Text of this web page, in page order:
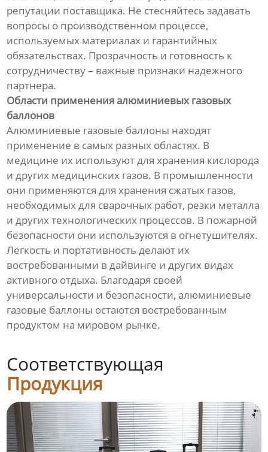
репутации поставщика. Не стесняйтесь задавать
вопросы о производственном процессе,
используемых материалах и гарантийных
обязательствах. Прозрачность и готовность к
сотрудничеству – важные признаки надежного
партнера.
Области применения алюминиевых газовых
баллонов
Алюминиевые газовые баллоны находят
применение в самых разных областях. В
медицине их используют для хранения кислорода
и других медицинских газов. В промышленности
они применяются для хранения сжатых газов,
необходимых для сварочных работ, резки металла
и других технологических процессов. В пожарной
безопасности они используются в огнетушителях.
Легкость и портативность делают их
востребованными в дайвинге и других видах
активного отдыха. Благодаря своей
универсальности и безопасности, алюминиевые
газовые баллоны остаются востребованным
продуктом на мировом рынке.
Соответствующая
Продукция